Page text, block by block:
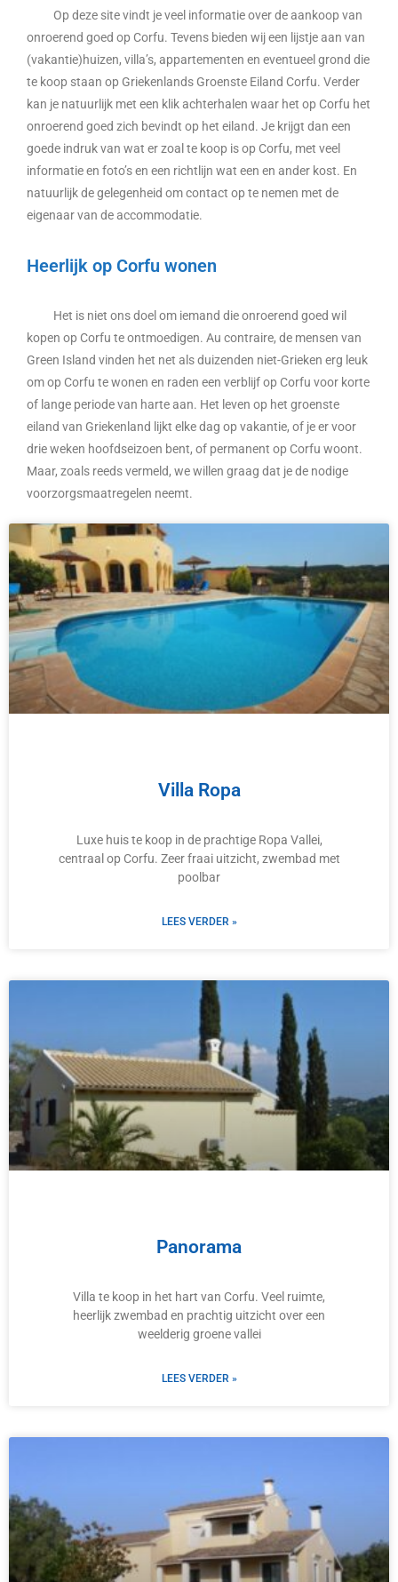
Op deze site vindt je veel informatie over de aankoop van
onroerend goed op Corfu. Tevens bieden wij een lijstje aan van
(vakantie)huizen, villa’s, appartementen en eventueel grond die
te koop staan op Griekenlands Groenste Eiland Corfu. Verder
kan je natuurlijk met een klik achterhalen waar het op Corfu het
onroerend goed zich bevindt op het eiland. Je krijgt dan een
goede indruk van wat er zoal te koop is op Corfu, met veel
informatie en foto’s en een richtlijn wat een en ander kost. En
natuurlijk de gelegenheid om contact op te nemen met de
eigenaar van de accommodatie.
Heerlijk op Corfu wonen
Het is niet ons doel om iemand die onroerend goed wil
kopen op Corfu te ontmoedigen. Au contraire, de mensen van
Green Island vinden het net als duizenden niet-Grieken erg leuk
om op Corfu te wonen en raden een verblijf op Corfu voor korte
of lange periode van harte aan. Het leven op het groenste
eiland van Griekenland lijkt elke dag op vakantie, of je er voor
drie weken hoofdseizoen bent, of permanent op Corfu woont.
Maar, zoals reeds vermeld, we willen graag dat je de nodige
voorzorgsmaatregelen neemt.
Villa Ropa
Luxe huis te koop in de prachtige Ropa Vallei,
centraal op Corfu. Zeer fraai uitzicht, zwembad met
poolbar
LEES VERDER »
Panorama
Villa te koop in het hart van Corfu. Veel ruimte,
heerlijk zwembad en prachtig uitzicht over een
weelderig groene vallei
LEES VERDER »